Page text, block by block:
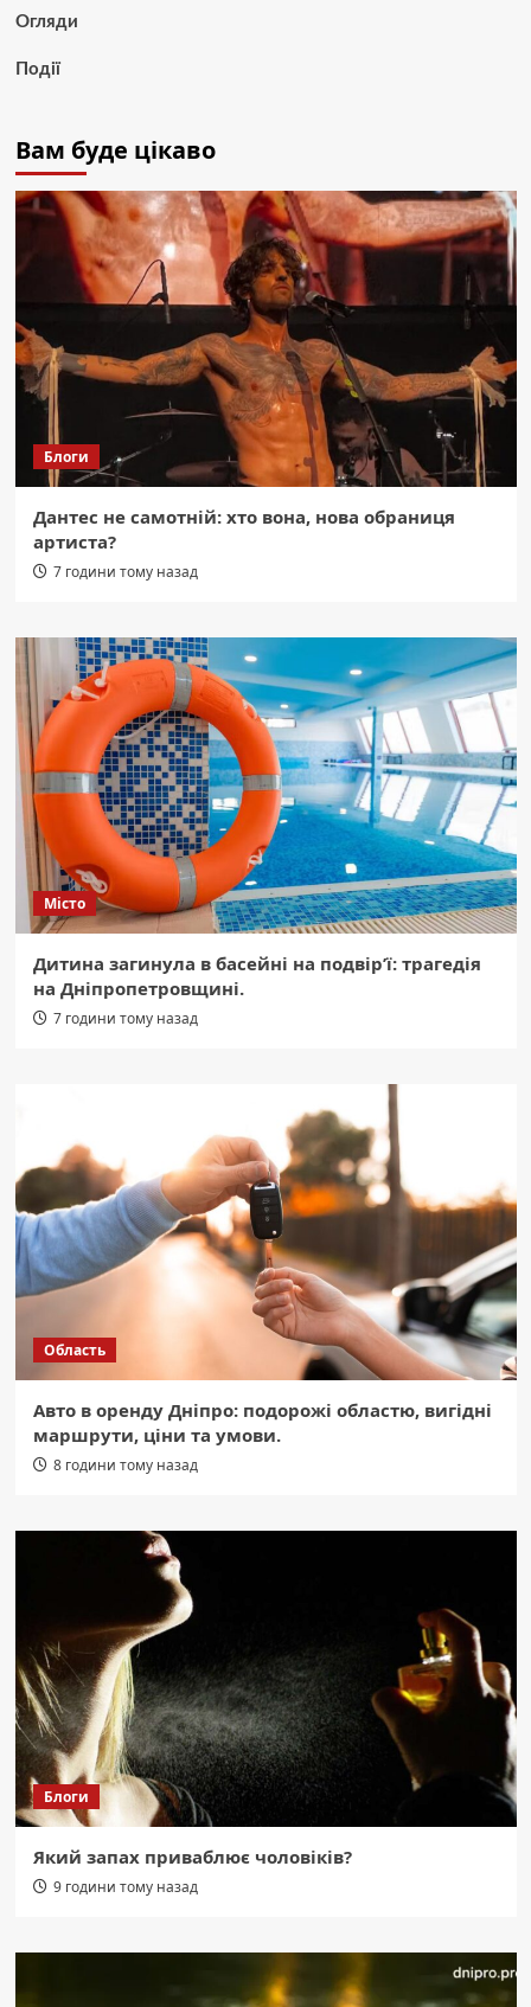
Огляди
Події
Вам буде цікаво
Блоги
Дантес не самотній: хто вона, нова обраниця
артиста?
7 години тому назад
Місто
Дитина загинула в басейні на подвір’ї: трагедія
на Дніпропетровщині.
7 години тому назад
Область
Авто в оренду Дніпро: подорожі областю, вигідні
маршрути, ціни та умови.
8 години тому назад
Блоги
Який запах приваблює чоловіків?
9 години тому назад